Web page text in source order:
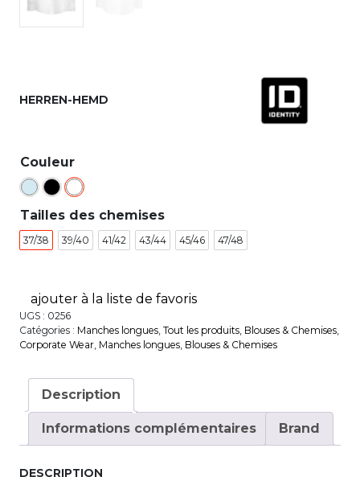
HERREN-HEMD
Couleur
Tailles des chemises
37/38 39/40 41/42 43/44 45/46 47/48
ajouter à la liste de favoris
UGS : 0256
Catégories : Manches longues, Tout les produits, Blouses & Chemises,
Corporate Wear, Manches longues, Blouses & Chemises
Description
Informations complémentaires Brand
DESCRIPTION